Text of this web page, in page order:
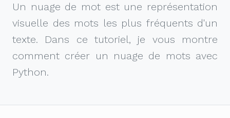
Un nuage de mot est une représentation
visuelle des mots les plus fréquents d'un
texte. Dans ce tutoriel, je vous montre
comment créer un nuage de mots avec
Python.